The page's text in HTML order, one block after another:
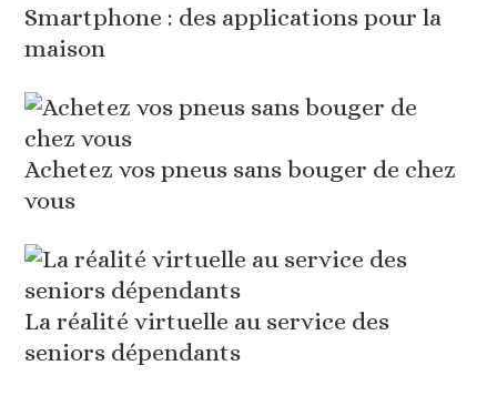
Smartphone : des applications pour la
maison
Achetez vos pneus sans bouger de chez
vous
La réalité virtuelle au service des
seniors dépendants